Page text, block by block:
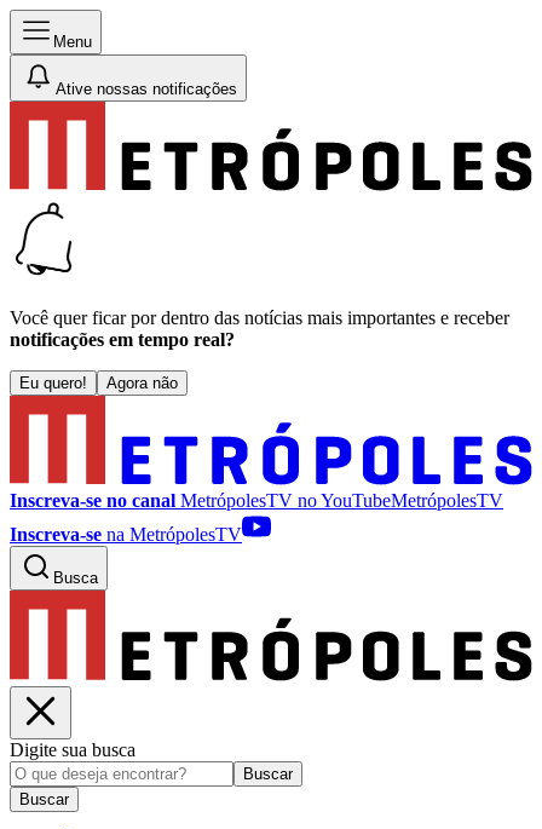
Menu
Ative nossas notificações
Você quer ficar por dentro das notícias mais importantes e receber
notificações em tempo real?
Eu quero! Agora não
Inscreva-se no canal MetrópolesTV noYouTubeMetrópolesTV
Inscreva-se na MetrópolesTV
Busca
Digite sua busca
Buscar
Buscar